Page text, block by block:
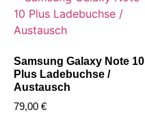
Samsung Galaxy Note 10
Plus Ladebuchse /
Austausch
79,00 €